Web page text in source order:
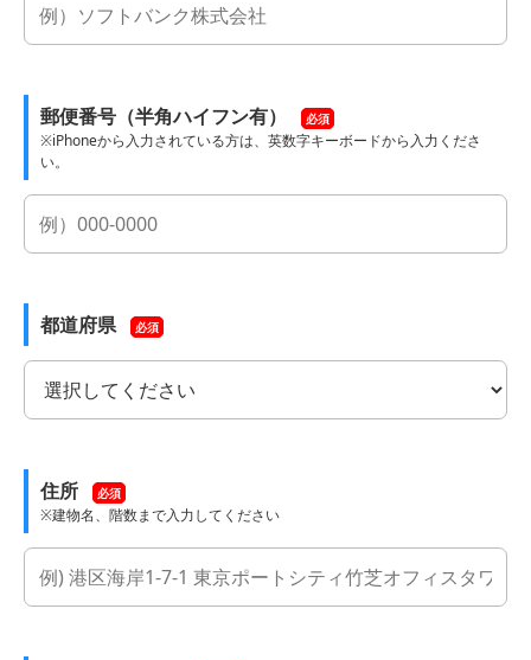
郵便番号（半角ハイフン有） 必須
※iPhoneから入力されている方は、英数字キーボードから入力くださ
い。
都道府県 必須
住所 必須
※建物名、階数まで入力してください